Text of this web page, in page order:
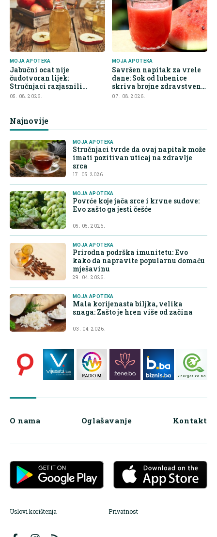
MOJA APOTEKA
Jabučni ocat nije
čudotvoran lijek:
Stručnjaci razjasnili
najveće zablude
05. 08. 2026.
MOJA APOTEKA
Savršen napitak za vrele
dane: Sok od lubenice
skriva brojne zdravstvene
prednosti
07. 08. 2026.
Najnovije
MOJA APOTEKA
Stručnjaci tvrde da ovaj napitak može
imati pozitivan uticaj na zdravlje
srca
17. 05. 2026.
MOJA APOTEKA
Povrće koje jača srce i krvne sudove:
Evo zašto ga jesti češće
05. 05. 2026.
MOJA APOTEKA
Prirodna podrška imunitetu: Evo
kako da napravite popularnu domaću
mješavinu
29. 04. 2026.
MOJA APOTEKA
Mala korijenasta biljka, velika
snaga: Zašto je hren više od začina
03. 04. 2026.
O nama Oglašavanje Kontakt
Uslovi korištenja Privatnost